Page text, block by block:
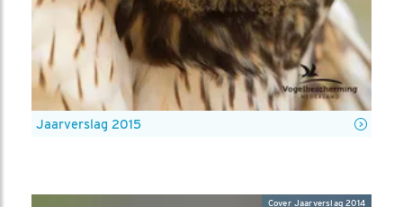
Jaarverslag 2015
Cover Jaarverslag 2014